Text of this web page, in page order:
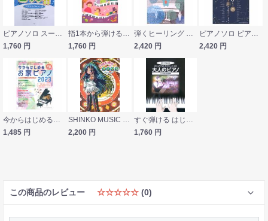
1,760 円
1,760 円
2,420 円
2,420 円
1,485 円
2,200 円
1,760 円
この商品のレビュー ☆☆☆☆☆ (0)